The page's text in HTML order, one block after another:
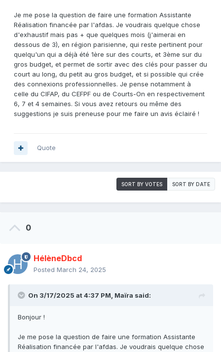
Je me pose la question de faire une formation Assistante
Réalisation financée par l'afdas. Je voudrais quelque chose
d'exhaustif mais pas + que quelques mois (j'aimerai en
dessous de 3), en région parisienne, qui reste pertinent pour
quelqu'un qui a déjà été 1ère sur des courts, et 3ème sur du
gros budget, et permet de sortir avec des clés pour passer du
court au long, du petit au gros budget, et si possible qui crée
des connexions professionnelles. Je pense notamment à
celle du CIFAP, du CEFPF ou de Courts-On en respectivement
6, 7 et 4 semaines. Si vous avez retours ou même des
suggestions je suis preneuse pour me faire un avis éclairé !
Quote
SORT BY VOTES SORT BY DATE
0
HélèneDbcd
Posted March 24, 2025
On 3/17/2025 at 4:37 PM, Maïra said:
Bonjour !
Je me pose la question de faire une formation Assistante
Réalisation financée par l'afdas. Je voudrais quelque chose